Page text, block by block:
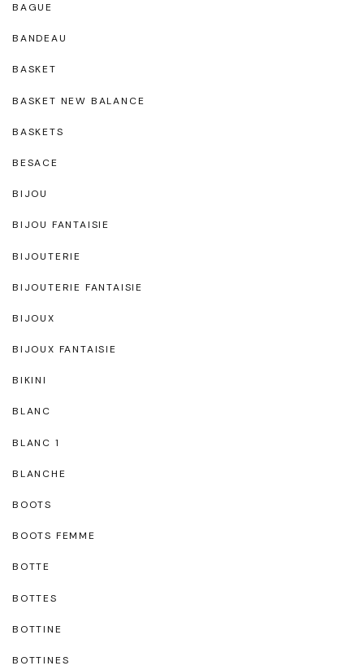
BAGUE
BANDEAU
BASKET
BASKET NEW BALANCE
BASKETS
BESACE
BIJOU
BIJOU FANTAISIE
BIJOUTERIE
BIJOUTERIE FANTAISIE
BIJOUX
BIJOUX FANTAISIE
BIKINI
BLANC
BLANC 1
BLANCHE
BOOTS
BOOTS FEMME
BOTTE
BOTTES
BOTTINE
BOTTINES